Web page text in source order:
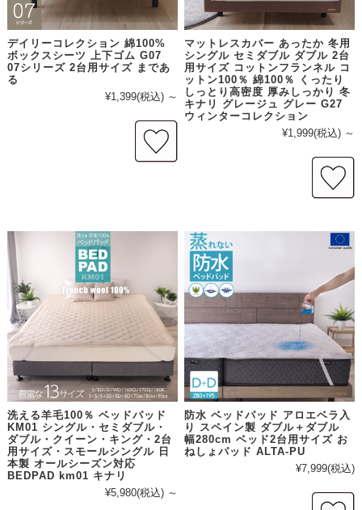
デイリーコレクション 綿100%
ボックスシーツ 上下ゴム G07
07シリーズ 2台用サイズ まであ
る
¥1,399(税込) ～
マットレスカバー あったか 冬用
シングル セミダブル ダブル 2台
用サイズ コットンフランネル コ
ットン100％ 綿100％ くったり
しっとり高密度 厚みしっかり 冬
キナリ グレージュ グレー G27
ウィンターコレクション
¥1,999(税込) ～
洗える羊毛100％ ベッドパッド
KM01 シングル・セミダブル・
ダブル・クイーン・キング・2台
用サイズ・スモールシングル 日
本製 オールシーズン対応
BEDPAD km01 キナリ
¥5,980(税込) ～
防水 ベッドパッド アロエベラ入
り スペイン製 ダブル＋ダブル
幅280cm ベッド2台用サイズ お
ねしょパッド ALTA-PU
¥7,999(税込)